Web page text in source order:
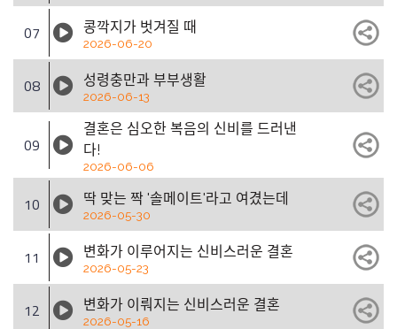
07 콩깍지가 벗겨질 때
2026-06-20
08 성령충만과 부부생활
2026-06-13
09
결혼은 심오한 복음의 신비를 드러낸
다!
2026-06-06
10 딱 맞는 짝 '솔메이트'라고 여겼는데
2026-05-30
11 변화가 이루어지는 신비스러운 결혼
2026-05-23
12 변화가 이뤄지는 신비스러운 결혼
2026-05-16